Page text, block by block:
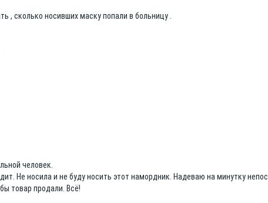
, сколько носивших маску попали в больницу .
человек.
Не носила и не буду носить этот намордник. Надеваю на минутку
товар продали. Всё!